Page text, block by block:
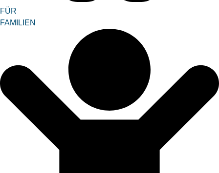
FÜR
FAMILIEN